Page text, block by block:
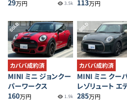
29万円 3.5k
113万円
SOLD
カババ成約済
MINI ミニ ジョンクー
パーワークス
160万円 1.9k
SOLD
カババ成約済
MINI ミニ クー
レゾリュート エ
ョン 5ドア
285万円